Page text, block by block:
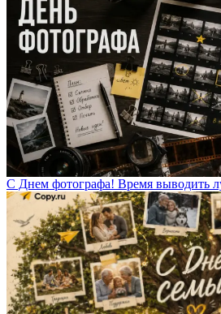
С Днем фотографа! Время выводить